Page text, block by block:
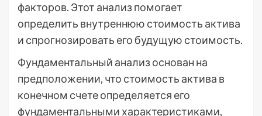
факторов. Этот анализ помогает
определить внутреннюю стоимость актива
и спрогнозировать его будущую стоимость.
Фундаментальный анализ основан на
предположении, что стоимость актива в
конечном счете определяется его
фундаментальными характеристиками,